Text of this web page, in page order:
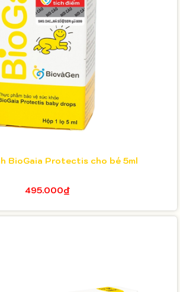
BioGaia Protectis cho bé 5ml
495.000₫